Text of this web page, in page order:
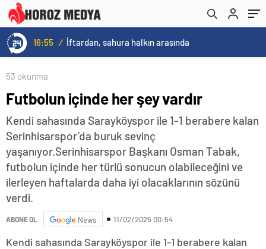
16:55 / İftardan, sahura halkın arasında
53 okunma
Futbolun içinde her şey vardır
Kendi sahasında Sarayköyspor ile 1-1 berabere kalan
Serinhisarspor’da buruk sevinç
yaşanıyor.Serinhisarspor Başkanı Osman Tabak,
futbolun içinde her türlü sonucun olabileceğini ve
ilerleyen haftalarda daha iyi olacaklarının sözünü
verdi.
ABONE OL News 11/02/2025 00:54
Kendi sahasında Sarayköyspor ile 1-1 berabere kalan